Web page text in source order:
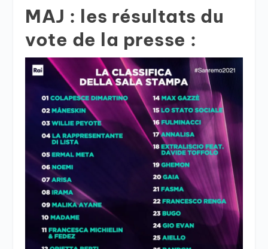
MAJ : les résultats du
vote de la presse :